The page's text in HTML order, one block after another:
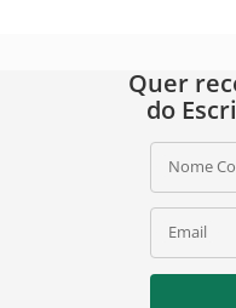
Quer
do
Nome
Email